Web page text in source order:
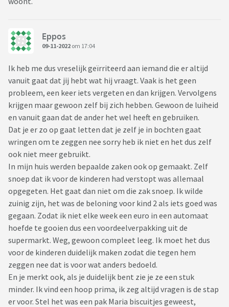
Eppos
09-11-2022 om 17:04
Ik heb me dus vreselijk geïrriteerd aan iemand die er altijd
vanuit gaat dat jij hebt wat hij vraagt. Vaak is het geen
probleem, een keer iets vergeten en dan krijgen. Vervolgens
krijgen maar gewoon zelf bij zich hebben. Gewoon de luiheid
en vanuit gaan dat de ander het wel heeft en gebruiken.
Dat je er zo op gaat letten dat je zelf je in bochten gaat
wringen om te zeggen nee sorry heb ik niet en het dus zelf
ook niet meer gebruikt.
In mijn huis werden bepaalde zaken ook op gemaakt. Zelf
snoep dat ik voor de kinderen had verstopt was allemaal
opgegeten. Het gaat dan niet om die zak snoep. Ik wilde
zuinig zijn, het was de beloning voor kind 2 als iets goed was
gegaan. Zodat ik niet elke week een euro in een automaat
hoefde te gooien dus een voordeelverpakking uit de
supermarkt. Weg, gewoon compleet leeg. Ik moet het dus
voor de kinderen duidelijk maken zodat die tegen hem
zeggen nee dat is voor wat anders bedoeld.
En je merkt ook, als je duidelijk bent zie je ze een stuk
minder. Ik vind een hoop prima, ik zeg altijd vragen is de stap
er voor. Stel het was een pak Maria biscuitjes geweest,